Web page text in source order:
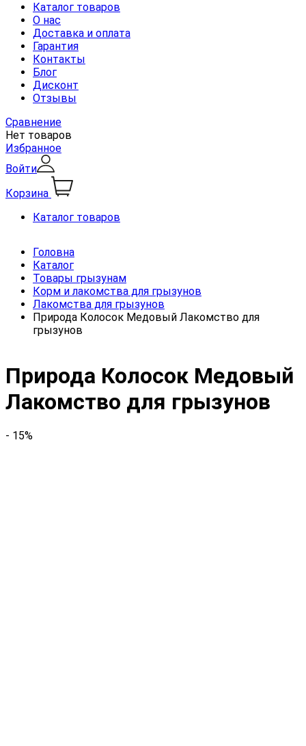
Каталог товаров
О нас
Доставка и оплата
Гарантия
Контакты
Блог
Дисконт
Отзывы
Сравнение
Нет товаров
Избранное
Войти
Корзина
Каталог товаров
Головна
Каталог
Товары грызунам
Корм и лакомства для грызунов
Лакомства для грызунов
Природа Колосок Медовый Лакомство для
грызунов
Природа Колосок Медовый
Лакомство для грызунов
- 15%